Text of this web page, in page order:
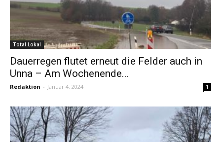
Total Lokal
Dauerregen flutet erneut die Felder auch in
Unna – Am Wochenende...
Redaktion - Januar 4, 2024 1